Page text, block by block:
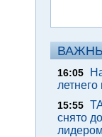
16:05
15:55
снято